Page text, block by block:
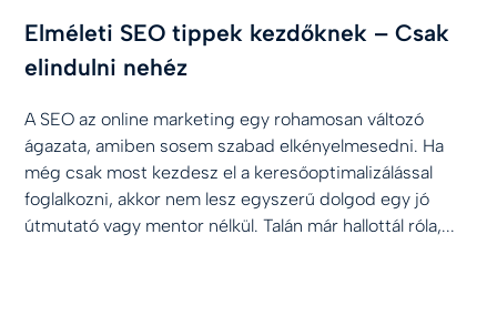
Elméleti SEO tippek kezdőknek – Csak
elindulni nehéz
A SEO az online marketing egy rohamosan változó
ágazata, amiben sosem szabad elkényelmesedni. Ha
még csak most kezdesz el a keresőoptimalizálással
foglalkozni, akkor nem lesz egyszerű dolgod egy jó
útmutató vagy mentor nélkül. Talán már hallottál róla,...